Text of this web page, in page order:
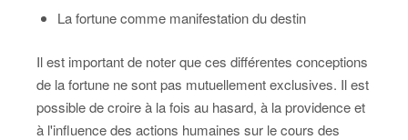
La fortune comme manifestation du destin
Il est important de noter que ces différentes conceptions
de la fortune ne sont pas mutuellement exclusives. Il est
possible de croire à la fois au hasard, à la providence et
à l'influence des actions humaines sur le cours des